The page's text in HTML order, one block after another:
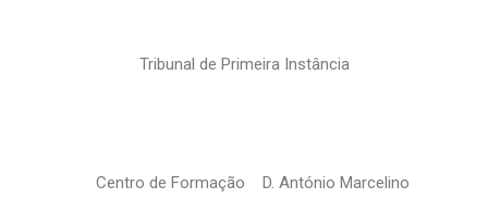
Tribunal de Primeira Instância
Centro de Formação D. António Marcelino